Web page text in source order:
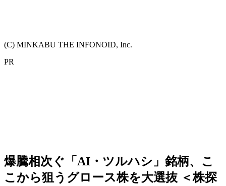
(C) MINKABU THE INFONOID, Inc.
PR
爆騰相次ぐ「AI・ツルハシ」銘柄、こ
こから狙うグロース株を大選抜 ＜株探